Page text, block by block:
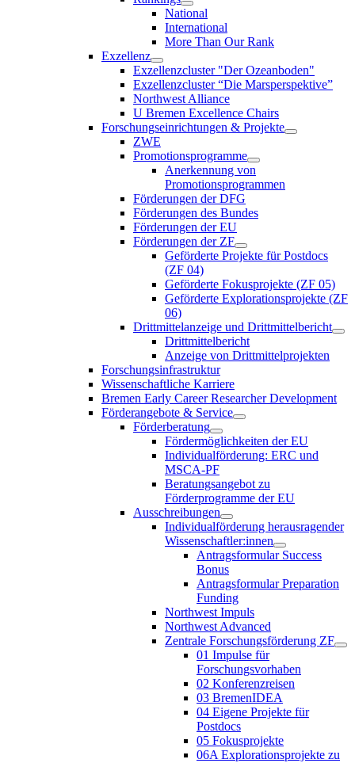
National
International
More Than Our Rank
Exzellenz
Exzellenzcluster "Der Ozeanboden"
Exzellenzcluster “Die Marsperspektive”
Northwest Alliance
U Bremen Excellence Chairs
Forschungseinrichtungen & Projekte
ZWE
Promotionsprogramme
Anerkennung von
Promotionsprogrammen
Förderungen der DFG
Förderungen des Bundes
Förderungen der EU
Förderungen der ZF
Geförderte Projekte für Postdocs
(ZF 04)
Geförderte Fokusprojekte (ZF 05)
Geförderte Explorationsprojekte (ZF
06)
Drittmittelanzeige und Drittmittelbericht
Drittmittelbericht
Anzeige von Drittmittelprojekten
Forschungsinfrastruktur
Wissenschaftliche Karriere
Bremen Early Career Researcher Development
Förderangebote & Service
Förderberatung
Fördermöglichkeiten der EU
Individualförderung: ERC und
MSCA-PF
Beratungsangebot zu
Förderprogramme der EU
Ausschreibungen
Individualförderung herausragender
Wissenschaftler:innen
Antragsformular Success
Bonus
Antragsformular Preparation
Funding
Northwest Impuls
Northwest Advanced
Zentrale Forschungsförderung ZF
01 Impulse für
Forschungsvorhaben
02 Konferenzreisen
03 BremenIDEA
04 Eigene Projekte für
Postdocs
05 Fokusprojekte
06A Explorationsprojekte zu